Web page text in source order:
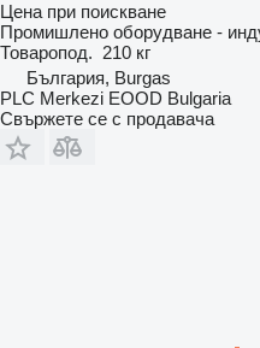
Цена при поискване
Промишлено оборудване -
Товаропод. 210 кг
България, Burgas
PLC Merkezi EOOD Bulgaria
Свържете се с продавача